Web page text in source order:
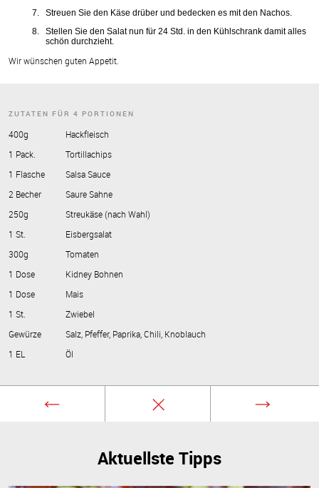
Streuen Sie den Käse drüber und bedecken es mit den Nachos.
Stellen Sie den Salat nun für 24 Std. in den Kühlschrank damit alles
schön durchzieht.
Wir wünschen guten Appetit.
ZUTATEN FÜR 4 PORTIONEN
400g
Hackfleisch
1 Pack.
Tortillachips
1 Flasche
Salsa Sauce
2 Becher
Saure Sahne
250g
Streukäse (nach Wahl)
1 St.
Eisbergsalat
300g
Tomaten
1 Dose
Kidney Bohnen
1 Dose
Mais
1 St.
Zwiebel
Gewürze
Salz, Pfeffer, Paprika, Chili, Knoblauch
1 EL
Öl
Aktuellste Tipps